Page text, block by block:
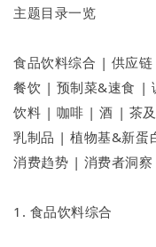
主题目录一览
食品饮料综合 | 供应
餐饮 | 预制菜&速食 |
饮料 | 咖啡 | 酒 | 茶
乳制品 | 植物基&新蛋
消费趋势 | 消费者洞
1. 食品饮料综合